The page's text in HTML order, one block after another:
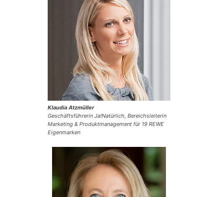
Klaudia Atzmüller
Geschäftsführerin Ja!Natürlich, Bereichsleiterin
Marketing & Produktmanagement für 19 REWE
Eigenmarken